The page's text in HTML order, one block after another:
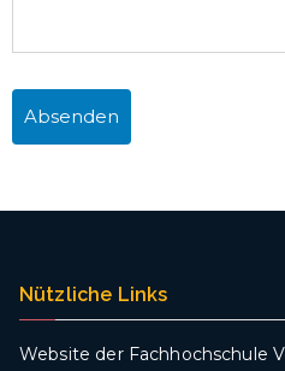
Nützliche Links
Website der Fachhochschule